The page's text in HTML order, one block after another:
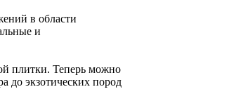
в области
и
плитки. Теперь можно
до экзотических пород